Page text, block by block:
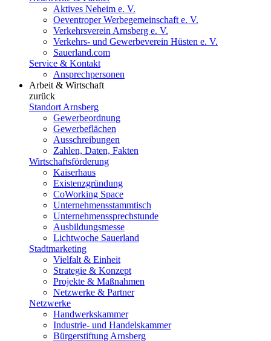
Aktives Neheim e. V.
Oeventroper Werbegemeinschaft e. V.
Verkehrsverein Arnsberg e. V.
Verkehrs- und Gewerbeverein Hüsten e. V.
Sauerland.com
Service & Kontakt
Ansprechpersonen
Arbeit & Wirtschaft
zurück
Standort Arnsberg
Gewerbeordnung
Gewerbeflächen
Ausschreibungen
Zahlen, Daten, Fakten
Wirtschaftsförderung
Kaiserhaus
Existenzgründung
CoWorking Space
Unternehmensstammtisch
Unternehmenssprechstunde
Ausbildungsmesse
Lichtwoche Sauerland
Stadtmarketing
Vielfalt & Einheit
Strategie & Konzept
Projekte & Maßnahmen
Netzwerke & Partner
Netzwerke
Handwerkskammer
Industrie- und Handelskammer
Bürgerstiftung Arnsberg